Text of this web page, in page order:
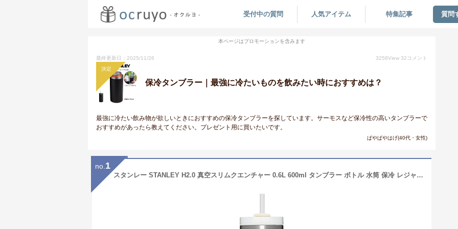
受付中の質問 人気アイテム 特集記事 質問
本ページはプロモーションを含みます
最終更新日：2025/11/26 3258View 32 コメント
決定
保冷タンブラー｜最強に冷たいものを飲みたい時におすすめは？
最強に冷たい飲み物が欲しいときにおすすめの保冷タンブラーを探しています。サーモスなど保冷性の高いタンブラーで
おすすめがあったら教えてください。プレゼント用に買いたいです。
ぱやぱやはげ(40代・女性)
no. 1
スタンレー STANLEY H2.0 真空スリムクエンチャー 0.6L 600ml タンブラー ボトル 水筒 保冷 レジャー おしゃれ アウトドア 蓋付き ストロー付き 携帯 キャンプ ドライブ お出掛け 1010826